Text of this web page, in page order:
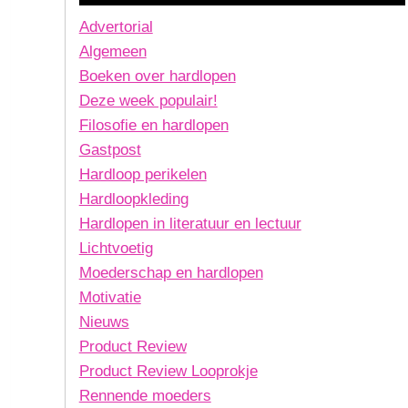
Advertorial
Algemeen
Boeken over hardlopen
Deze week populair!
Filosofie en hardlopen
Gastpost
Hardloop perikelen
Hardloopkleding
Hardlopen in literatuur en lectuur
Lichtvoetig
Moederschap en hardlopen
Motivatie
Nieuws
Product Review
Product Review Looprokje
Rennende moeders